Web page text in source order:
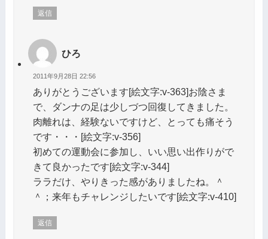
返信
ひろ
2011年9月28日 22:56
ありがとうございます[絵文字:v-363]お陰さま
で、ダンナの足は少しづつ回復してきました。
肉離れは、経験ないですけど、とっても痛そう
です・・・[絵文字:v-356]
初めての運動会に参加し、いい思い出作りがで
きて良かったです[絵文字:v-344]
ララだけ、やりきった感がありましたね。＾
＾；来年もチャレンジしたいです[絵文字:v-410]
返信